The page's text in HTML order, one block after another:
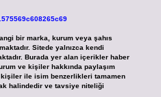
bir marka, kurum veya şahıs
Sitede yalnızca kendi
Burada yer alan içerikler haber
ve kişiler hakkında paylaşım
kişiler ile isim benzerlikleri tamamen
halindedir ve tavsiye niteliği